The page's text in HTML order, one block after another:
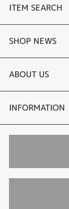
ITEM SEARCH
婚約指輪
結婚指輪
セットリング
婚約ネックレス
ダイヤモンド
ジュエリーリフォ
SHOP NEWS
選ばれる理由まとめ
お客様の声
プロポーズサポー
ブランドリスト
福井指輪工房｜
ABOUT US
会社概要
お客様の声
INFORMATION
プライバシーポリ